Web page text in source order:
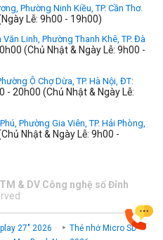
Phường Ninh Kiều, TP. Cần Thơ.
Lễ: 9h00 - 19h00)
Văn Linh, Phường Thanh Khê, TP. Đà
(Chủ Nhật & Ngày Lễ: 9h00 -
Ô Chợ Dừa, TP. Hà Nội, ĐT:
- 20h00 (Chủ Nhật & Ngày Lễ:
Phường Gia Viên, TP. Hải Phòng,
Nhật & Ngày Lễ: 9h00 -
& DV Công nghệ số Đỉnh
27" 2026
Thẻ nhớ Micro SD